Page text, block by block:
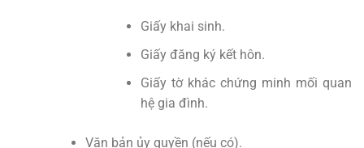
Giấy khai sinh.
Giấy đăng ký kết hôn.
Giấy tờ khác chứng minh mối quan
hệ gia đình.
Văn bản ủy quyền (nếu có).